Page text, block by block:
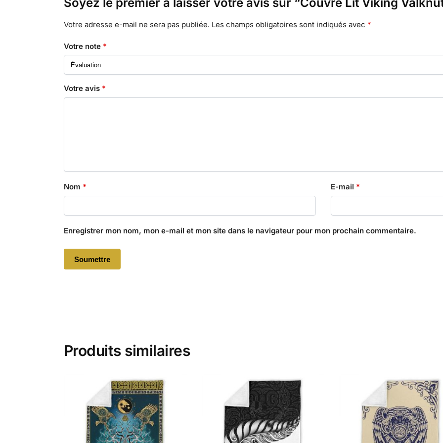
Votre adresse e-mail ne sera pas publiée. Les champs obligatoires sont indiqués avec *
Votre note *
Votre avis *
Nom * E-mail *
Enregistrer mon nom, mon e-mail et mon site dans le navigateur pour mon prochain commentaire.
Produits similaires